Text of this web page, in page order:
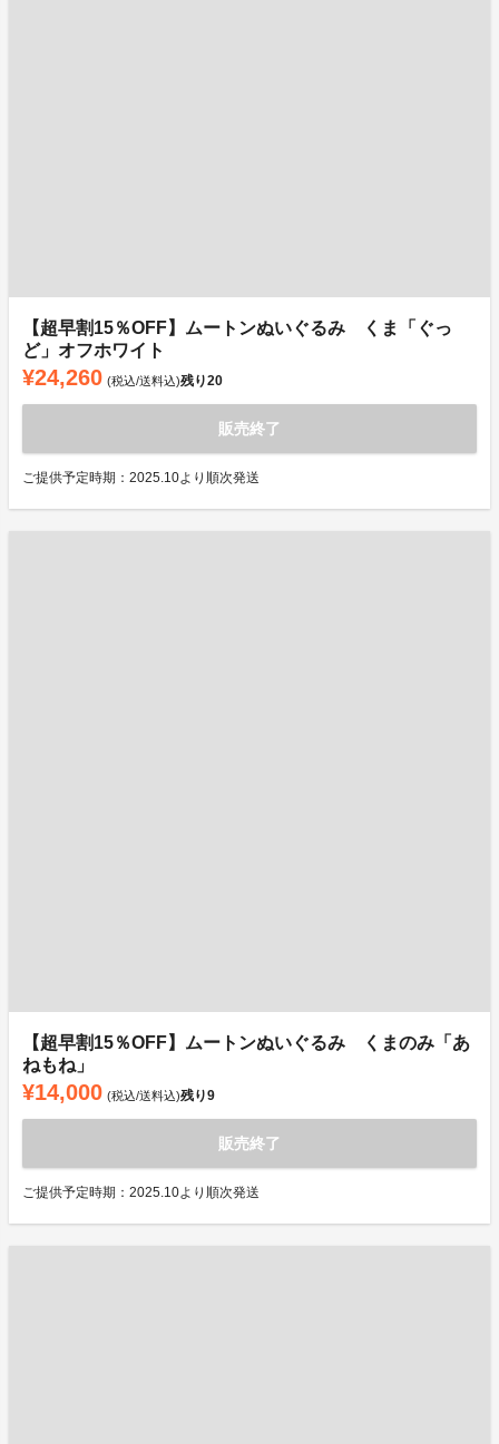
【超早割15％OFF】ムートンぬいぐるみ くま「ぐっ
ど」オフホワイト
¥24,260 (税込/送料込)残り20
販売終了
ご提供予定時期：2025.10より順次発送
【超早割15％OFF】ムートンぬいぐるみ くまのみ「あ
ねもね」
¥14,000 (税込/送料込)残り9
販売終了
ご提供予定時期：2025.10より順次発送